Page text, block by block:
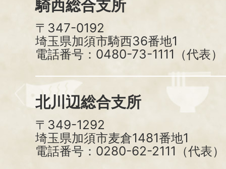
騎西総合支所
〒347-0192
埼玉県加須市騎西36番地1
電話番号：0480-73-1111（代表）
北川辺総合支所
〒349-1292
埼玉県加須市麦倉1481番地1
電話番号：0280-62-2111（代表）